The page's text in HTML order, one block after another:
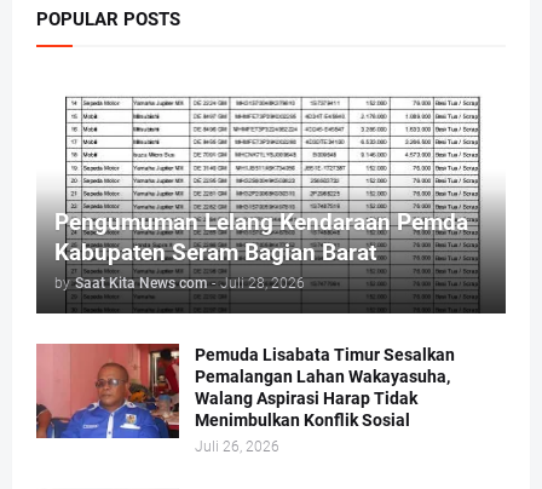
POPULAR POSTS
Pengumuman Lelang Kendaraan Pemda
Kabupaten Seram Bagian Barat
by Saat Kita News com - Juli 28, 2026
Pemuda Lisabata Timur Sesalkan
Pemalangan Lahan Wakayasuha,
Walang Aspirasi Harap Tidak
Menimbulkan Konflik Sosial
Juli 26, 2026